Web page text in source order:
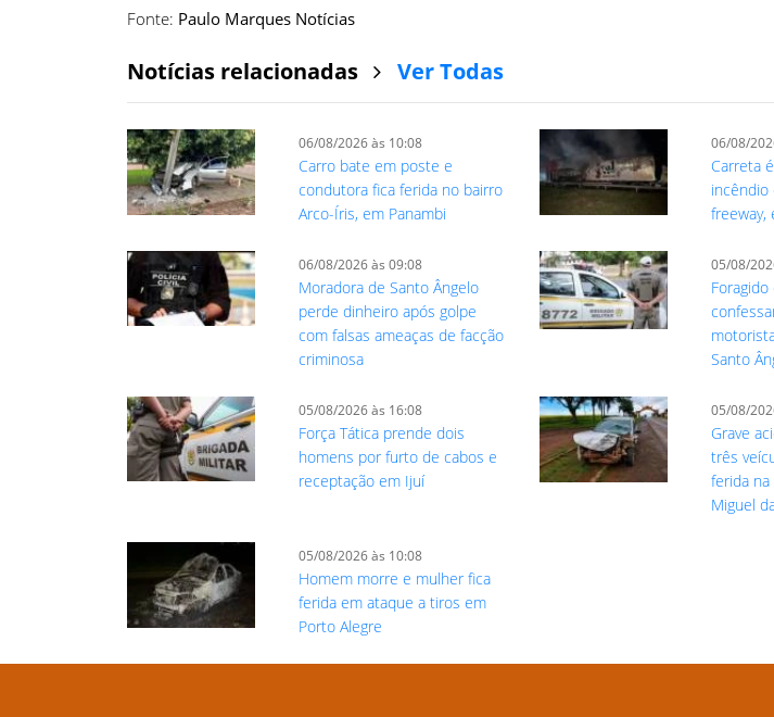
Fonte: Paulo Marques Notícias
Notícias relacionadas Ver Todas
06/08/2026 às 10:08
Carro bate em poste e
condutora fica ferida no bairro
Arco-Íris, em Panambi
06/08/
Carreta
incêndio
freeway,
06/08/2026 às 09:08
Moradora de Santo Ângelo
perde dinheiro após golpe
com falsas ameaças de facção
criminosa
05/08/
Santo
05/08/2026 às 16:08
Força Tática prende dois
homens por furto de cabos e
receptação em Ijuí
05/08/
Grave
três
ferida na
Miguel
05/08/2026 às 10:08
Homem morre e mulher fica
ferida em ataque a tiros em
Porto Alegre